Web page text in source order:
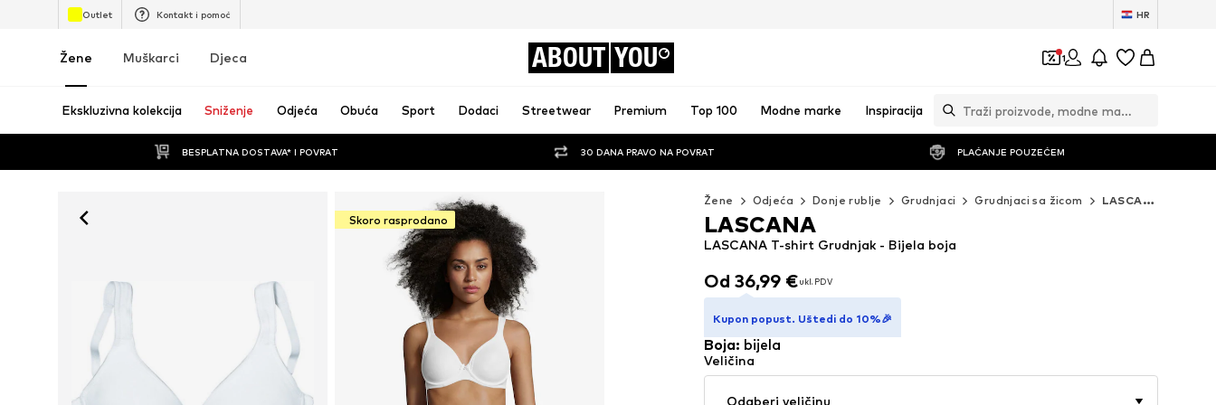
Outlet Kontakt i pomoć HR
Žene Muškarci Djeca ABOUT YOU 1
Ekskluzivna kolekcija Sniženje Odjeća Obuća Sport Dodaci Streetwear Premium Top 100 Modne marke Inspiracija
BESPLATNA DOSTAVA* I POVRAT 30 DANA PRAVO NA POVRAT PLAĆANJE POUZEĆEM
Skoro rasprodano
Žene Odjeća Donje rublje Grudnjaci Grudnjaci sa žicom LASCANA Grudnjaci sa žicom
Od 36,99 €ukl. PDV
Od 36,99 €ukl. PDV
LASCANA T-shirt Grudnjak - Bijela boja
LASCANA
Kupon popust. Uštedi do 10%🎉
Boja: bijela
Veličina
Odaberi veličinu